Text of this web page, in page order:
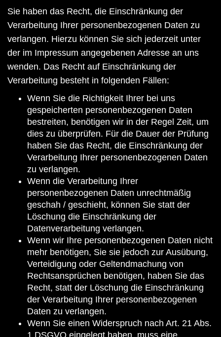
Sie haben das Recht, die Einschränkung der
Verarbeitung Ihrer personenbezogenen Daten zu
verlangen. Hierzu können Sie sich jederzeit unter
der im Impressum angegebenen Adresse an uns
wenden. Das Recht auf Einschränkung der
Verarbeitung besteht in folgenden Fällen:
Wenn Sie die Richtigkeit Ihrer bei uns
gespeicherten personenbezogenen Daten
bestreiten, benötigen wir in der Regel Zeit, um
dies zu überprüfen. Für die Dauer der Prüfung
haben Sie das Recht, die Einschränkung der
Verarbeitung Ihrer personenbezogenen Daten
zu verlangen.
Wenn die Verarbeitung Ihrer
personenbezogenen Daten unrechtmäßig
geschah / geschieht, können Sie statt der
Löschung die Einschränkung der
Datenverarbeitung verlangen.
Wenn wir Ihre personenbezogenen Daten nicht
mehr benötigen, Sie sie jedoch zur Ausübung,
Verteidigung oder Geltendmachung von
Rechtsansprüchen benötigen, haben Sie das
Recht, statt der Löschung die Einschränkung
der Verarbeitung Ihrer personenbezogenen
Daten zu verlangen.
Wenn Sie einen Widerspruch nach Art. 21 Abs.
1 DSGVO eingelegt haben, muss eine